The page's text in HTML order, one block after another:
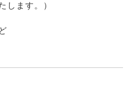
します。）